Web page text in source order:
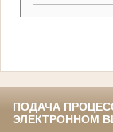
ПОДАЧА
ЭЛЕКТРОННОМ